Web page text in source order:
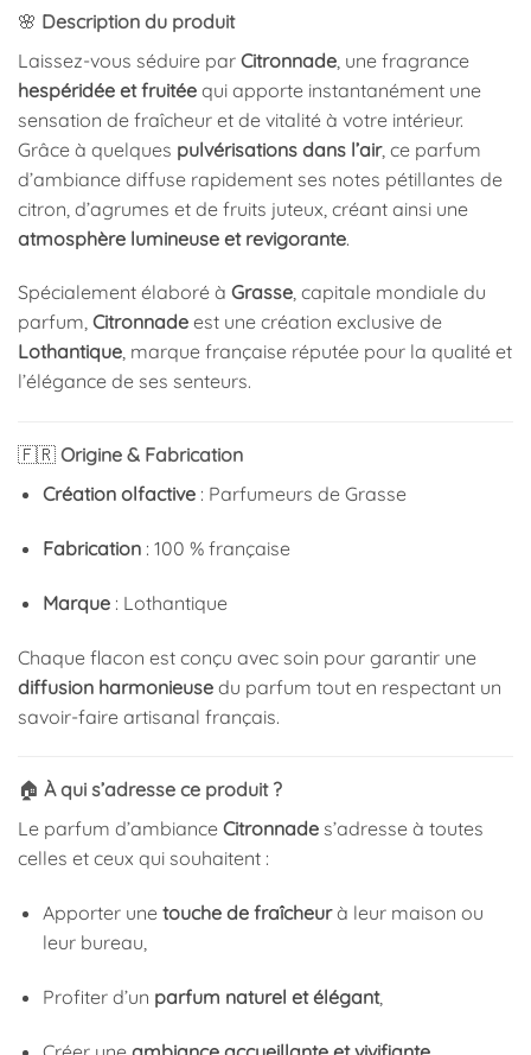
🌸 Description du produit
Laissez-vous séduire par Citronnade , une fragrance
hespéridée et fruitée qui apporte instantanément une
sensation de fraîcheur et de vitalité à votre intérieur.
Grâce à quelques pulvérisations dans l’air, ce parfum
d’ambiance diffuse rapidement ses notes pétillantes de
citron, d’agrumes et de fruits juteux, créant ainsi une
atmosphère lumineuse et revigorante.
Spécialement élaboré à Grasse, capitale mondiale du
parfum, Citronnade est une création exclusive de
Lothantique, marque française réputée pour la qualité et
l’élégance de ses senteurs.
🇫🇷 Origine & Fabrication
Création olfactive: Parfumeurs de Grasse
Fabrication: 100 % française
Marque: Lothantique
Chaque flacon est conçu avec soin pour garantir une
diffusion harmonieuse du parfum tout en respectant un
savoir-faire artisanal français.
🏠 À qui s’adresse ce produit ?
Le parfum d’ambiance Citronnade s’adresse à toutes
celles et ceux qui souhaitent :
Apporter une touche de fraîcheurà leur maison ou
leur bureau,
Profiter d’un parfum naturel et élégant,